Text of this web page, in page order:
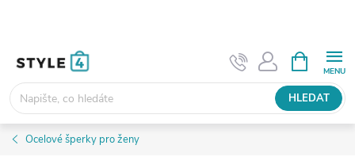
HLEDAT
NÁKUPNÍ
KOŠÍK
Ocelové šperky pro ženy